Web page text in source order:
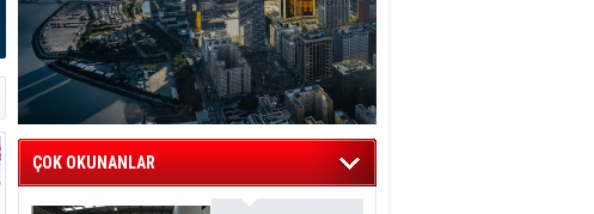
ÇOK OKUNANLAR